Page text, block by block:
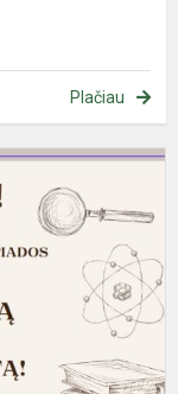
Plačiau